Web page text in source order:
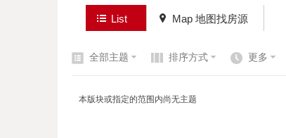
List Map 地图找房源
全部主题 排序方式 更多
本版块或指定的范围内尚无主题